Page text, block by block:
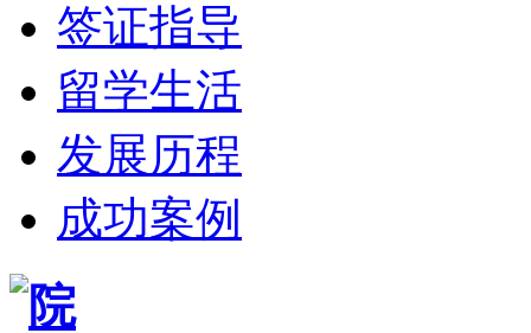
签证指导
留学生活
发展历程
成功案例